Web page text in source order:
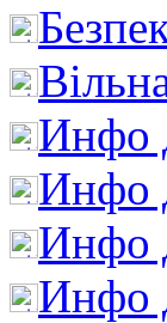
Инфо
Инфо
Инфо
Инфо